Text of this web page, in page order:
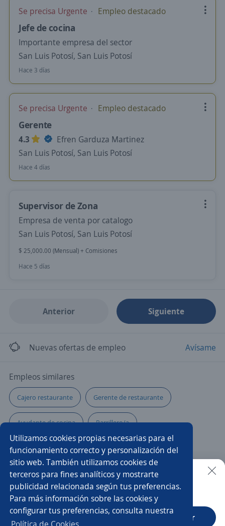
Utilizamos cookies propias necesarias para el
funcionamiento correcto y personalización del
sitio web. También utilizamos cookies de
terceros para fines analíticos y mostrarte
publicidad relacionada según tus preferencias.
Para más información sobre las cookies y
configurar tus preferencias, consulta nuestra
Se precisa Urgente Empleo destacado
Jefe de cocina
Importante empresa del sector
San Luis Potosí, San Luis Potosí
Hace 3 días
Se precisa Urgente Empleo destacado
Gerente
4.3
Efren Garduza Martinez
San Luis Potosí, San Luis Potosí
Hace 4 días
Supervisor de Zona
Empresa de venta por catalogo
San Luis Potosí, San Luis Potosí
$ 25,000.00 (Mensual) + Comisiones
Hace 5 días
Anterior Siguiente
Nuevas ofertas de empleo Avísame
Empleos similares
Cajero restaurante Gerente de restaurante
Ayudante de cocina Parrillero/a
Ayudante de cocina y mesero Chef cocinero
Industrial Cocinero Cocinero sushero
Ayudante de cocinero Responsable de cocina
Cajero/a Ayudante general
Buscar es más fácil en la app
CT App Abrir